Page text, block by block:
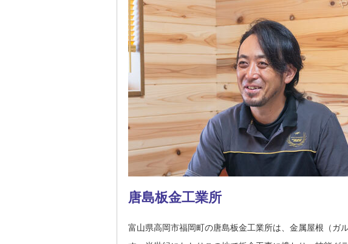
唐島板金工業所
富山県高岡市福岡町の唐島板金工業所は、金属屋根（ガ